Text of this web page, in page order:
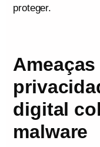
proteger.
digital
malware